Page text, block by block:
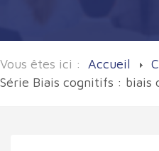
Vous êtes ici : Accueil
Série Biais cognitifs : biais